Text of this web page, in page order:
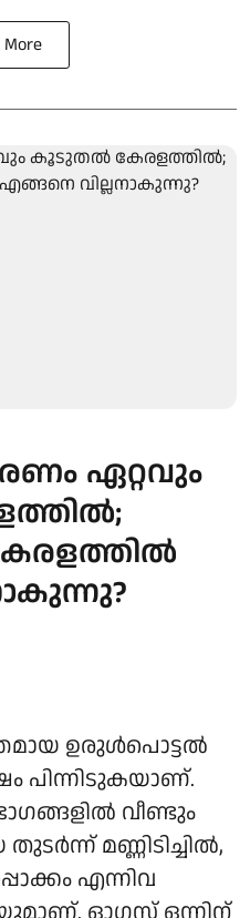
More
മരണം ഏറ്റവും
ഉരുൾപൊട്ടൽ
പിന്നിടുകയാണ്.
വീണ്ടും
മണ്ണിടിച്ചിൽ,
എന്നിവ